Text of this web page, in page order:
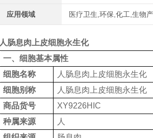
应用领域 医疗卫生,环保,化工,生物
人肠息肉上皮细胞永生化
一、细胞基本属性
细胞名称
人肠息肉上皮细胞永生化
细胞别称
人肠息肉上皮细胞永生化
商品货号
XY9226HIC
种属来源
人